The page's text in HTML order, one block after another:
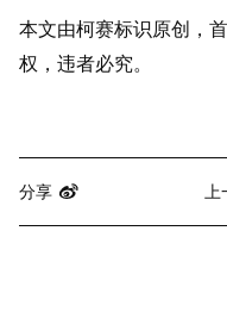
本文由柯赛标识原创，
权，违者必究。
分享 上